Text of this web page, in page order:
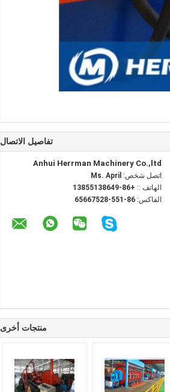
تفاصيل الاتصال
Anhui Herrman Machinery Co.,ltd
اتصل شخص: Ms. April
الهاتف :: +86-13855138649
الفاكس: 86-551-65667528
منتجات أخرى